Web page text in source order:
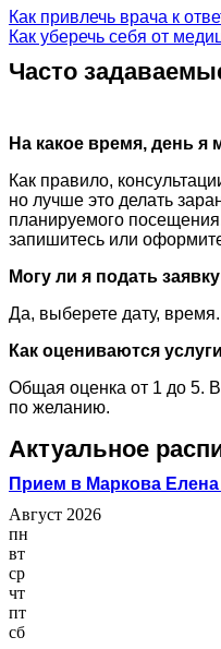
Как привлечь врача к
Как уберечь себя от
Часто
На какое время, день я
Как правило,
но лучше это делать
планируемого
запишитесь или
Могу ли я подать
Да, выберете дату, время.
Как оцениваются
Общая оценка от 1 до 5.
по желанию.
Актуальное
Прием в Маркова
Август 2026
пн
вт
ср
чт
пт
сб